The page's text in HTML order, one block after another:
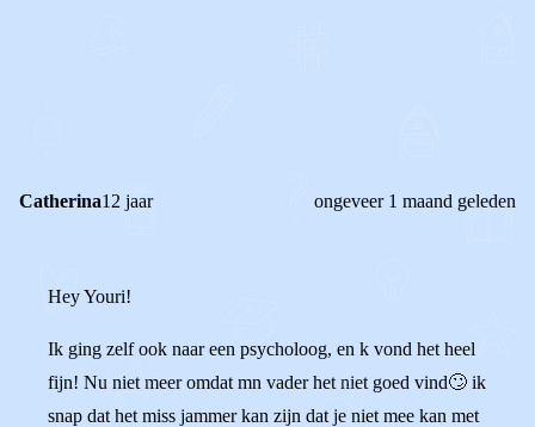
Catherina12 jaar ongeveer 1 maand geleden
Hey Youri!
Ik ging zelf ook naar een psycholoog, en k vond het heel
fijn! Nu niet meer omdat mn vader het niet goed vind🙄 ik
snap dat het miss jammer kan zijn dat je niet mee kan met